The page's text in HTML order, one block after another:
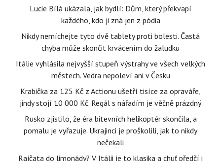
Lucie Bílá ukázala, jak bydlí: Dům, který překvapí
každého, kdo ji zná jen z pódia
Nikdy nemíchejte tyto dvě tablety proti bolesti. Častá
chyba může skončit krvácením do žaludku
Itálie vyhlásila nejvyšší stupeň výstrahy ve všech velkých
městech. Vedra nepoleví ani v Česku
Krabička za 125 Kč z Actionu ušetří tisíce za opraváře,
jindy stojí 10 000 Kč. Regál s nářadím je věčně prázdný
Rusko zjistilo, že éra bitevních helikoptér skončila, a
pomalu je vyřazuje. Ukrajinci je proškolili, jak to nikdy
nečekali
Rajčata do limonády? V Itálii je to klasika a chuť předčí i